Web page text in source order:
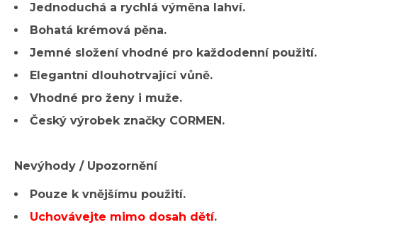
Jednoduchá a rychlá výměna lahví.
Bohatá krémová pěna.
Jemné složení vhodné pro každodenní použití.
Elegantní dlouhotrvající vůně.
Vhodné pro ženy i muže.
Český výrobek značky CORMEN.
Nevýhody / Upozornění
Pouze k vnějšímu použití.
Uchovávejte mimo dosah dětí.